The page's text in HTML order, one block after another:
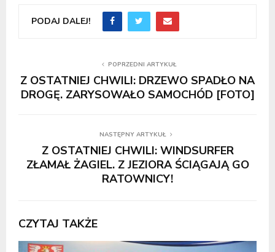
PODAJ DALEJ!
POPRZEDNI ARTYKUŁ
Z OSTATNIEJ CHWILI: DRZEWO SPADŁO NA
DROGĘ. ZARYSOWAŁO SAMOCHÓD [FOTO]
NASTĘPNY ARTYKUŁ
Z OSTATNIEJ CHWILI: WINDSURFER
ZŁAMAŁ ŻAGIEL. Z JEZIORA ŚCIĄGAJĄ GO
RATOWNICY!
CZYTAJ TAKŻE